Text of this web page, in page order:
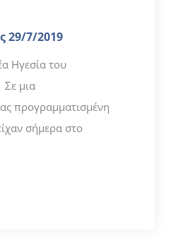
29/7/2019
Ηγεσία του
Σε μια
προγραμματισμένη
σήμερα στο